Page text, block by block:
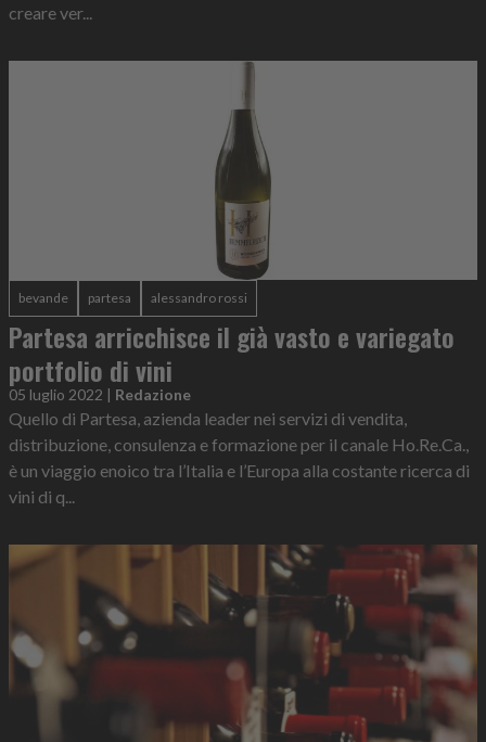
creare ver...
bevande partesa alessandro rossi
Partesa arricchisce il già vasto e variegato
portfolio di vini
05 luglio 2022 | Redazione
Quello di Partesa, azienda leader nei servizi di vendita,
distribuzione, consulenza e formazione per il canale Ho.Re.Ca.,
è un viaggio enoico tra l’Italia e l’Europa alla costante ricerca di
vini di q...